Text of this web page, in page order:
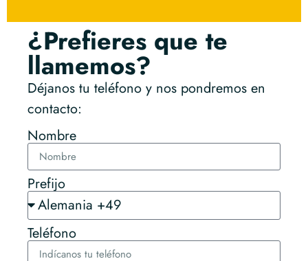
¿Prefieres que te
llamemos?
Déjanos tu teléfono y nos pondremos en
contacto:
Nombre
Prefijo
Teléfono